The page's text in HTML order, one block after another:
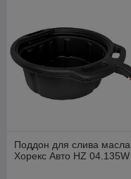
Поддон для слива масла
Хорекс Авто HZ 04.135W